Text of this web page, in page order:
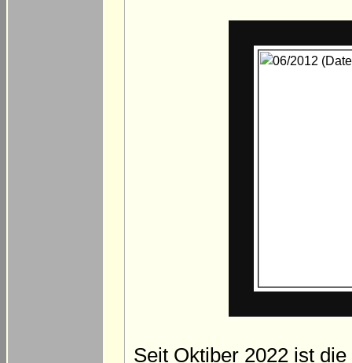
Seit Oktiber 2022 ist